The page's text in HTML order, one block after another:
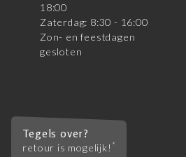
18:00
Zaterdag: 8:30 - 16:00
Zon- en feestdagen
gesloten
Tegels over?
retour is mogelijk! *